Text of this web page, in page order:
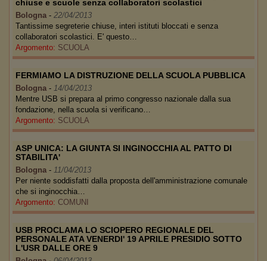
chiuse e scuole senza collaboratori scolastici
Bologna - 22/04/2013
Tantissime segreterie chiuse, interi istituti bloccati e senza
collaboratori scolastici. E' questo…
Argomento: SCUOLA
FERMIAMO LA DISTRUZIONE DELLA SCUOLA PUBBLICA
Bologna - 14/04/2013
Mentre USB si prepara al primo congresso nazionale dalla sua
fondazione, nella scuola si verificano…
Argomento: SCUOLA
ASP UNICA: LA GIUNTA SI INGINOCCHIA AL PATTO DI
STABILITA'
Bologna - 11/04/2013
Per niente soddisfatti dalla proposta dell'amministrazione comunale
che si inginocchia…
Argomento: COMUNI
USB PROCLAMA LO SCIOPERO REGIONALE DEL
PERSONALE ATA VENERDI' 19 APRILE PRESIDIO SOTTO
L'USR DALLE ORE 9